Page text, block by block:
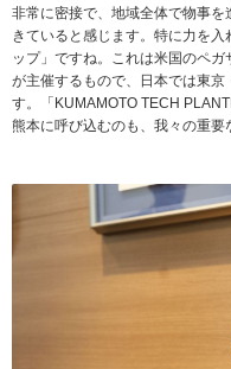
非常に密接で、地域全体で物事
きていると感じます。特に力を
ップ」ですね。これは米国のペ
が主催するもので、日本では東
す。「KUMAMOTO TECH
熊本に呼び込むのも、我々の重要